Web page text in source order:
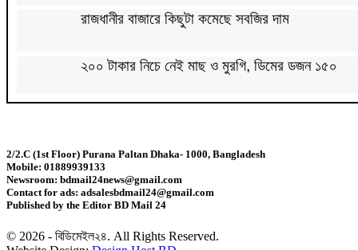
রাজধানীর বাজারে কিছুটা কমেছে সবজির দাম
২০০ টাকার নিচে নেই মাছ ও মুরগি, ডিমের ডজন ১৫০
দেশের সাত অঞ্চলে ৬০ কিলোমিটার বেগে ঝড়-বৃষ্টির
বগুড়ায় বাসচাপায় নিহত ৬
2/2.C (1st Floor) Purana Paltan Dhaka- 1000, Bangladesh
Mobile: 01889939133
Newsroom: bdmail24news@gmail.com
Contact for ads: adsalesbdmail24@gmail.com
Published by the Editor BD Mail 24
© 2026 - বিডিমেইল২৪. All Rights Reserved.